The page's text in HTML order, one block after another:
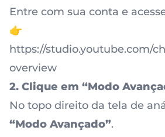
Entre com sua conta e
👉
https://studio.youtube.com/
overview
2. Clique em “Modo
No topo direito da tela de
“Modo Avançado”.